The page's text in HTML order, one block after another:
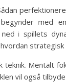
med
i spillets
teknik. Mentalt
vil også